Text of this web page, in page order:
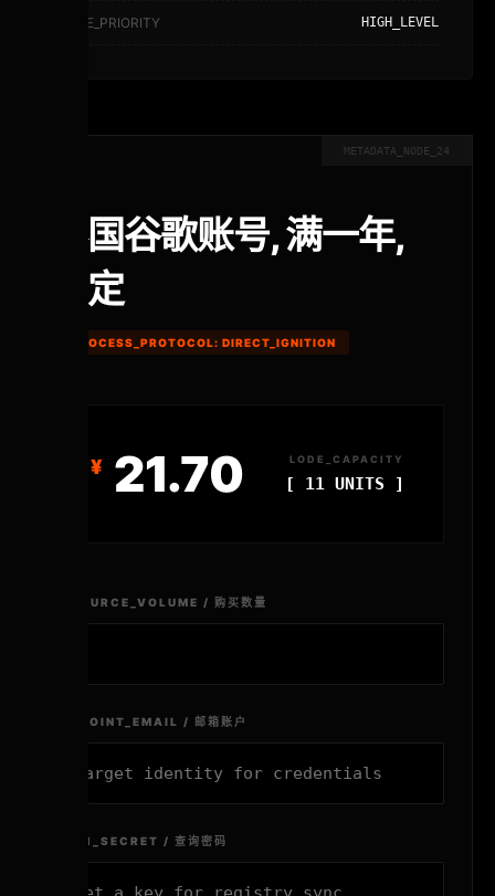
NODE_PRIORITY HIGH_LEVEL
METADATA_NODE_24
泰国谷歌账号, 满一年,
稳定
PROCESS_PROTOCOL: DIRECT_IGNITION
21.70 LODE_CAPACITY
[ 11 UNITS ]
RESOURCE_VOLUME / 购买数量
ENDPOINT_EMAIL / 邮箱账户
AUTH_SECRET / 查询密码